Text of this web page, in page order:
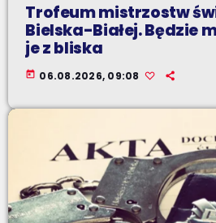
Trofeum mistrzostw
Bielska-Białej. Będzie
je z bliska
today 06.08.2026, 09:08